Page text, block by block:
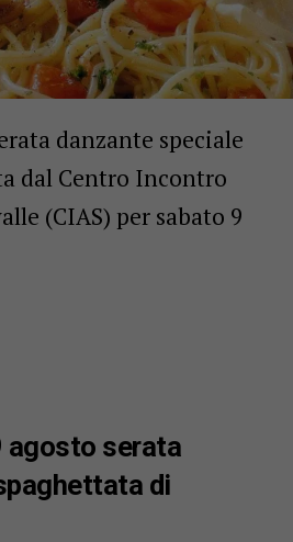
danzante speciale
dal Centro Incontro
(CIAS) per sabato 9
agosto serata
di